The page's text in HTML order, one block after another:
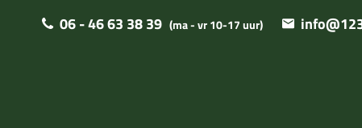
06 - 46 63 38 39 (ma - vr 10-17 uur)